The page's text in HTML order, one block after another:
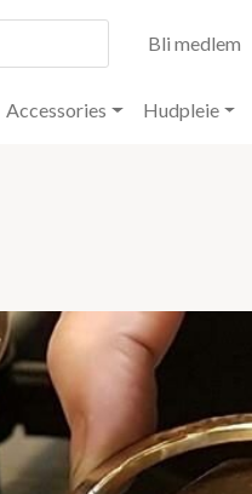
Bli medlem
Accessories Hudpleie